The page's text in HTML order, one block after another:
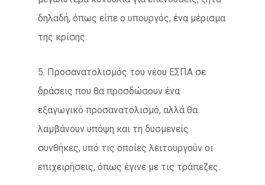
δηλαδή, όπως είπε ο υπουργός, ένα μέρισμα
της κρίσης.
5. Προσανατολισμός του νέου ΕΣΠΑ σε
δράσεις που θα προσδώσουν ένα
εξαγωγικό προσανατολισμό, αλλά θα
λαμβάνουν υπόψη και τη δυσμενείς
συνθήκες, υπό τις οποίες λειτουργούν οι
επιχειρήσεις, όπως έγινε με τις τράπεζες.